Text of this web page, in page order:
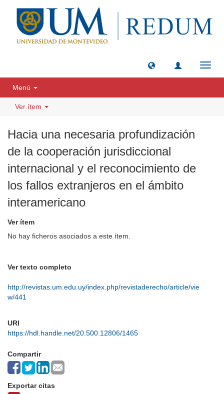
Menú
Ver ítem
Hacia una necesaria profundización
de la cooperación jurisdiccional
internacional y el reconocimiento de
los fallos extranjeros en el ámbito
interamericano
Ver ítem
No hay ficheros asociados a este ítem.
Ver texto completo
http://revistas.um.edu.uy/index.php/revistaderecho/article/vie
w/441
URI
https://hdl.handle.net/20.500.12806/1465
Compartir
Exportar citas